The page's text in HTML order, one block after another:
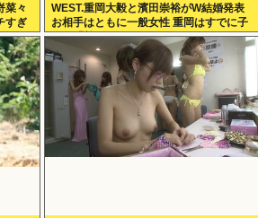
菜々
すぎ
WEST.重岡大毅と濱田崇裕がW結婚発表
お相手はともに一般女性 重岡はすでに子
供も「尊い」